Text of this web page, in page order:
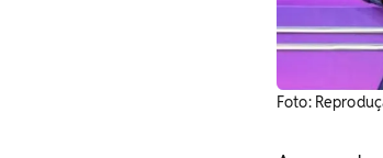
Foto: